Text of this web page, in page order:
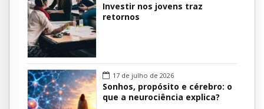
Investir nos jovens traz
retornos
17 de julho de 2026
Sonhos, propósito e cérebro: o
que a neurociência explica?